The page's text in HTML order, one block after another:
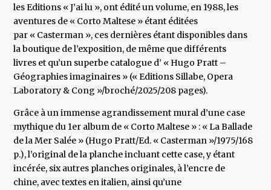
les Editions « J’ai lu », ont édité un volume, en 1988, les
aventures de « Corto Maltese » étant éditées
par « Casterman », ces dernières étant disponibles dans
la boutique de l’exposition, de même que différents
livres et qu’un superbe catalogue d’ « Hugo Pratt –
Géographies imaginaires » (« Editions Sillabe, Opera
Laboratory & Cong »/broché/2025/208 pages).
Grâce à un immense agrandissement mural d’une case
mythique du 1er album de « Corto Maltese » : « La Ballade
de la Mer Salée » (Hugo Pratt/Ed. « Casterman »/1975/168
p.), l’original de la planche incluant cette case, y étant
incérée, six autres planches originales, à l’encre de
chine, avec textes en italien, ainsi qu’une